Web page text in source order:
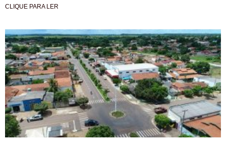
CLIQUE PARA LER